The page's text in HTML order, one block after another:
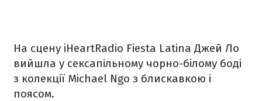
На сцену iHeartRadio Fiesta Latina Джей Ло
вийшла у сексапільному чорно-білому боді
з колекції Michael Ngo з блискавкою і
поясом.